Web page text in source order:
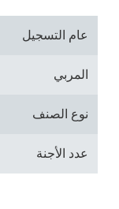
عام التسجيل
المربي
نوع الصنف
عدد الأجنة